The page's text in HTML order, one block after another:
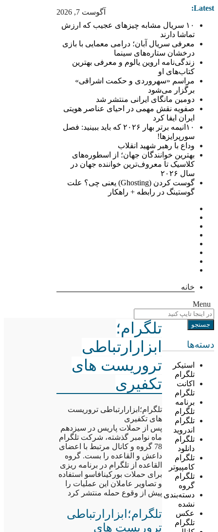
آگوست 7, 2026 Latest:
۱۰ سریال مشابه چیزهای عجیب که ارزش
تماشا دارند
معرفی سریال آبان؛ درامی معمایی با بازی
درخشان ستاره‌های سینما
زندگی‌نامه اروین یالوم و معرفی بهترین
کتاب‌های او
مراسم «سهروردی و حکمت اشراقی»
برگزار می‌شود
دومین مانگای ایرانی منتشر شد
صفویه نقش مهمی در احیای عناصر هویتی
ایران ایفا کرد
۱۰انیمه برتر بهار ۲۰۲۶ که باید ببینید: فصل
سورپرایزها!
وداع با رهبر شهید انقلاب
بهترین خوانندگان جهان؛ از اسطوره‌های
کلاسیک تا معروف‌ترین خواننده جهان در
سال ۲۰۲۶
گوست کردن (Ghosting) یعنی چی؟ علت
گوستینگ در رابطه + راهکار
خانه
Menu
دسته‌ها
استیکر
تلگرام
اکانت
تلگرام
برنامه
تلگرام
تلگرام
اندروید
تلگرام
دانلود
تلگرام
کامپیوتر
تلگرام
گروه
دسته‌بندی
نشده
عکس
تلگرام
تلگرام؛
ابزارارتباطی
تروریست های
تکفیری
تلگرام؛ابزارارتباطی تروریست
های تکفیری
پس از حملات پاریس در سیزدهم
ماه نوامبر گذشته، شرکت تلگرام
78 گروه و کانال مرتبط با اعضای
داعش و القاعده را بست. گروه
القاعده از تلگرام در برنامه ریزی
برای حملات بورکینافاسو استفاده
و تصاویر عاملان این عملیات را
پیش از وقوع حمله منتشر کرد
تلگرام؛ابزارارتباطی
تروریست های